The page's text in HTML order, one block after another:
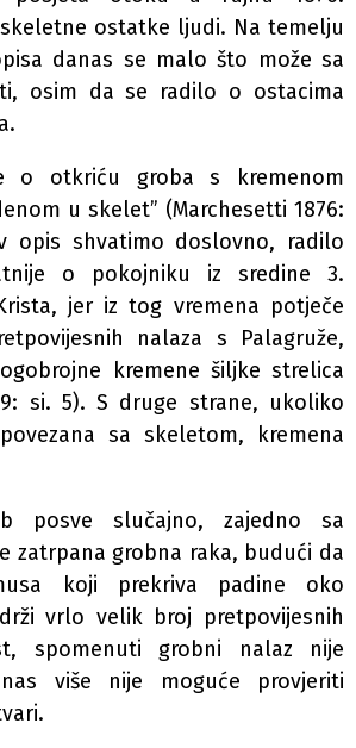
ostatke ljudi. Na temelju
danas se malo što može sa
osim da se radilo o ostacima
o otkriću groba s kremenom
u skelet” (Marchesetti 1876:
opis shvatimo doslovno, radilo
o pokojniku iz sredine 3.
jer iz tog vremena potječe
nalaza s Palagruže,
kremene šiljke strelica
si. 5). S druge strane, ukoliko
sa skeletom, kremena
posve slučajno, zajedno sa
zatrpana grobna raka, budući da
koji prekriva padine oko
vrlo velik broj pretpovijesnih
spomenuti grobni nalaz nije
više nije moguće provjeriti